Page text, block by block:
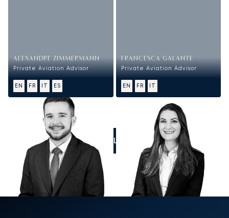
ALEXANDRE ZIMMERMANN
Private Aviation Advisor
EN FR IT ES
FRANCESCA GALANTE
Private Aviation Advisor
EN FR IT
CALL US